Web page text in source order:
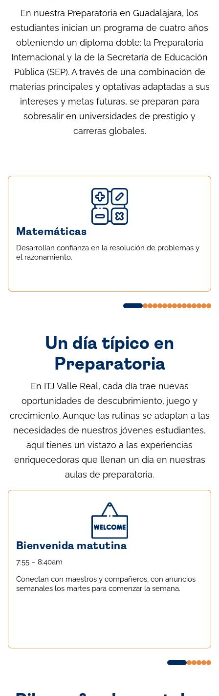
En nuestra Preparatoria en Guadalajara, los
estudiantes inician un programa de cuatro años
obteniendo un diploma doble: la Preparatoria
Internacional y la de la Secretaría de Educación
Pública (SEP). A través de una combinación de
materias principales y optativas adaptadas a sus
intereses y metas futuras, se preparan para
sobresalir en universidades de prestigio y
carreras globales.
Matemáticas
Desarrollan confianza en la resolución de problemas y
el razonamiento.
Un día típico en
Preparatoria
En ITJ Valle Real, cada día trae nuevas
oportunidades de descubrimiento, juego y
crecimiento. Aunque las rutinas se adaptan a las
necesidades de nuestros jóvenes estudiantes,
aquí tienes un vistazo a las experiencias
enriquecedoras que llenan un día en nuestras
aulas de preparatoria.
Bienvenida matutina
7:55 – 8:40am
Conectan con maestros y compañeros, con anuncios
semanales los martes para comenzar la semana.